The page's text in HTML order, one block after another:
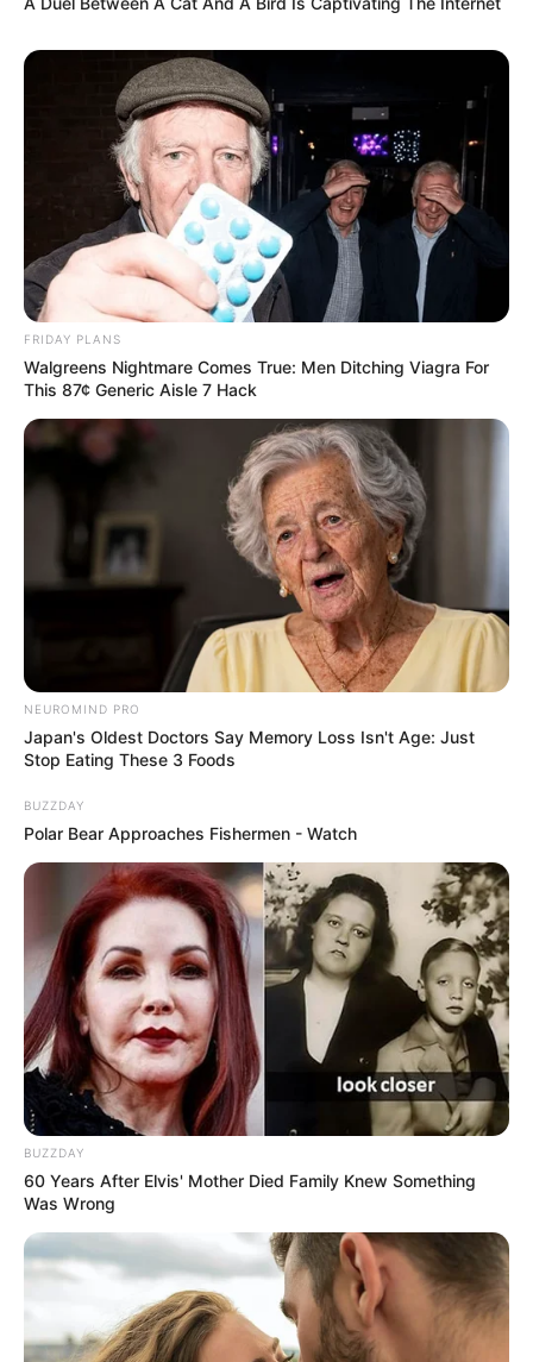
FRIDAY PLANS
Walgreens Nightmare Comes True: Men Ditching Viagra For
This 87¢ Generic Aisle 7 Hack
NEUROMIND PRO
Japan's Oldest Doctors Say Memory Loss Isn't Age: Just
Stop Eating These 3 Foods
BUZZDAY
Polar Bear Approaches Fishermen - Watch
BUZZDAY
60 Years After Elvis' Mother Died Family Knew Something
Was Wrong